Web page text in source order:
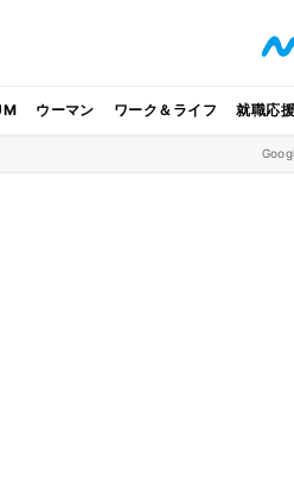
ウーマン ワーク＆ライフ 就職応援